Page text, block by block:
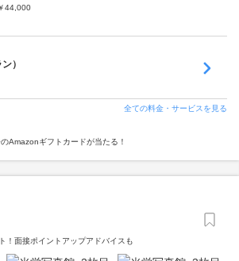
44,000
）
全ての料金・サービスを見る
Amazonギフトカードが当たる！
！面接ポイントアップアドバイスも